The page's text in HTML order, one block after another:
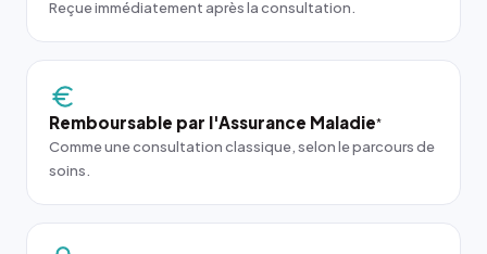
Reçue immédiatement après la consultation.
Remboursable par l'Assurance Maladie*
Comme une consultation classique, selon le parcours de
soins.